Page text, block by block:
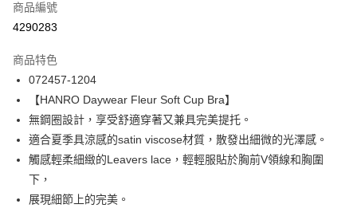
信用卡分期付款
合作金庫商業銀行
華南商業銀行
上海商業儲蓄銀行
台北富邦商業銀行
國泰世華商業銀行
兆豐國際商業銀行
臺灣中小企業銀行
台中商業銀行
匯豐（台灣）商業銀行
華泰商業銀行
聯邦商業銀行
遠東國際商業銀行
元大商業銀行
玉山商業銀行
Apple Pay
悠遊付
全盈+PAY
商品編號
4290283
商品特色
072457-1204
【HANRO Daywear Fleur Soft Cup Bra】
無鋼圈設計，享受舒適穿著又兼具完美提托。
適合夏季具涼感的satin viscose材質，散發出細微的光澤感。
觸感輕柔細緻的Leavers lace，輕輕服貼於胸前V領線和胸圍
下，
展現細節上的完美。